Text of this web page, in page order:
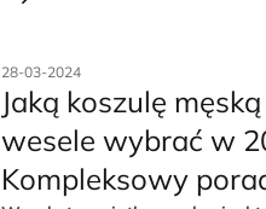
28-03-2024
Jaką koszulę
wesele wybrać w
Kompleksowy